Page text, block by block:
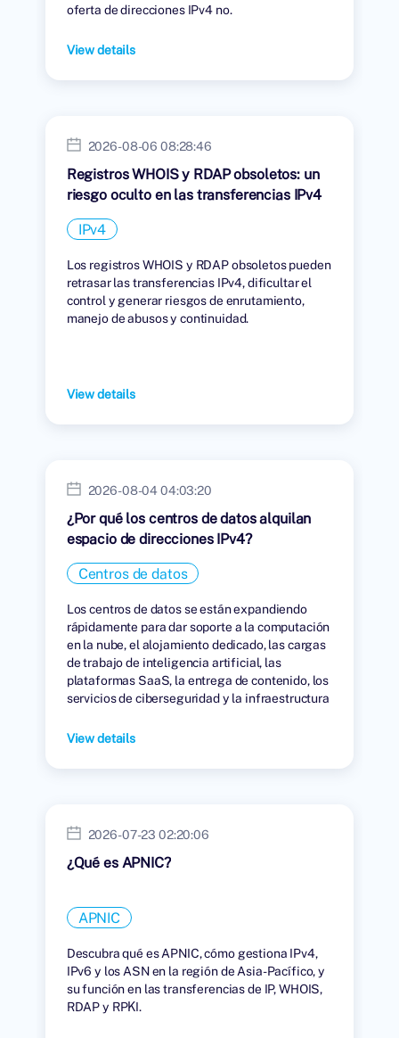
oferta de direcciones IPv4 no.
View details
2026-08-06 08:28:46
Registros WHOIS y RDAP obsoletos: un
riesgo oculto en las transferencias IPv4
IPv4
Los registros WHOIS y RDAP obsoletos pueden
retrasar las transferencias IPv4, dificultar el
control y generar riesgos de enrutamiento,
manejo de abusos y continuidad.
View details
2026-08-04 04:03:20
¿Por qué los centros de datos alquilan
espacio de direcciones IPv4?
Centros de datos
Los centros de datos se están expandiendo
rápidamente para dar soporte a la computación
en la nube, el alojamiento dedicado, las cargas
de trabajo de inteligencia artificial, las
plataformas SaaS, la entrega de contenido, los
servicios de ciberseguridad y la infraestructura
View details
2026-07-23 02:20:06
¿Qué es APNIC?
APNIC
Descubra qué es APNIC, cómo gestiona IPv4,
IPv6 y los ASN en la región de Asia-Pacífico, y
su función en las transferencias de IP, WHOIS,
RDAP y RPKI.